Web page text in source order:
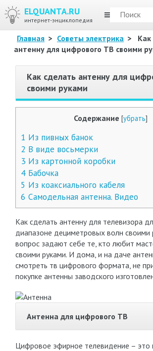
ELQUANTA.RU
интернет-энциклопедия
МЕНЮ
Главная > Советы электрика >
Как
антенну для цифрового ТВ своими
Как сделать антенну для
своими руками
Содержание [убрать]
1 Из пивных банок
2 В виде восьмерки
3 Из картонной коробки
4Бабочка
5 Из коаксиального кабеля
6 Самодельная антенна. Видео
Как сделать антенну для телевизора
диапазоне дециметровых волн своими
вопрос задают себе те, кто любит
своими руками. И дома, и на даче
смотреть тв цифрового формата, не
покупке антенны заводского
Антенна для цифрового ТВ
Цифровое эфирное телевидение – это